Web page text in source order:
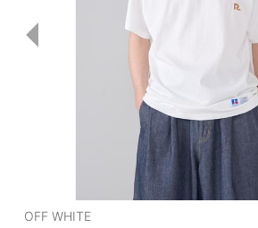
T-SHIRT : Tシャツ
KNIT : ニット
SHIRT : シャツ
OUTERS : アウター
LADIES : レディース
DENIM : デニム
PANTS/SKIRT : パンツ・スカート
OFF WHITE